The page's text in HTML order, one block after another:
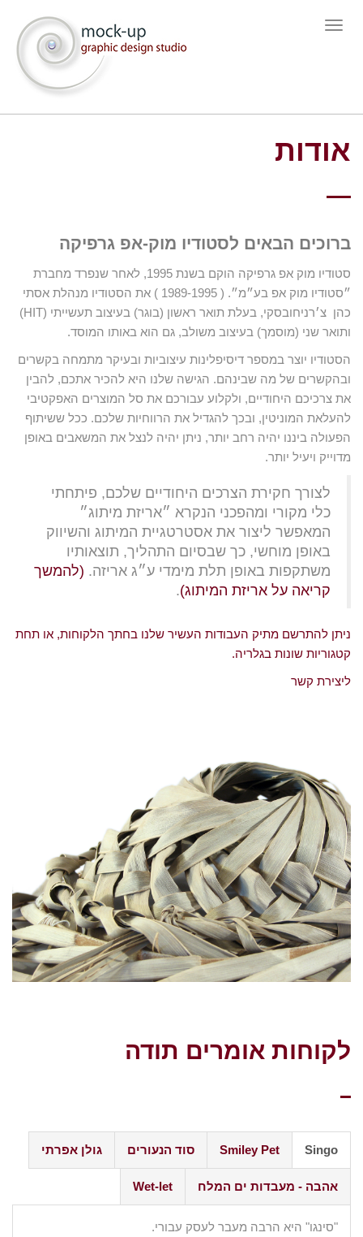
תפריט
אודות
ברוכים הבאים לסטודיו מוק-אפ גרפיקה
סטודיו מוק אפ גרפיקה הוקם בשנת 1995, לאחר שנפרד מחברת
״סטודיו מוק אפ בע״מ״. ( 1989-1995 ) את הסטודיו מנהלת אסתי
כהן צ׳רניחובסקי, בעלת תואר ראשון (בוגר) בעיצוב תעשייתי (HIT)
ותואר שני (מוסמך) בעיצוב משולב, גם הוא באותו המוסד.
הסטודיו יוצר במספר דיסיפלינות עיצוביות ובעיקר מתמחה בקשרים
ובהקשרים של מה שבינהם. הגישה שלנו היא להכיר אתכם, להבין
את צרכיכם היחודיים, ולקלוע עבורכם את סל המוצרים האפקטיבי
להעלאת המוניטין, ובכך להגדיל את הרווחיות שלכם. ככל ששיתוף
הפעולה ביננו יהיה רחב יותר, ניתן יהיה לנצל את המשאבים באופן
מדוייק ויעיל יותר.
לצורך חקירת הצרכים היחודיים שלכם, פיתחתי
כלי מקורי ומהפכני הנקרא ״אריזת מיתוג״
המאפשר ליצור את אסטרטגיית המיתוג והשיווק
באופן מוחשי, כך שבסיום התהליך, תוצאותיו
משתקפות באופן תלת מימדי ע״ג אריזה. (להמשך
קריאה על אריזת המיתוג).
ניתן להתרשם מתיק העבודות העשיר שלנו בחתך הלקוחות, או תחת
קטגוריות שונות בגלריה.
ליצירת קשר
לקוחות אומרים תודה
Singo
Smiley Pet סוד הנעורים גולן אפרתי
אהבה - מעבדות ים המלח Wet-let
"סינגו" היא הרבה מעבר לעסק עבורי.